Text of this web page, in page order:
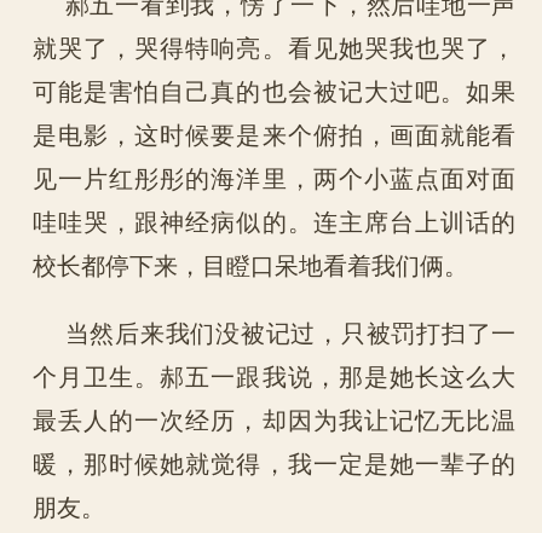
就哭了，哭得特响亮。看见她哭我也哭了，
可能是害怕自己真的也会被记大过吧。如果
是电影，这时候要是来个俯拍，画面就能看
见一片红彤彤的海洋里，两个小蓝点面对面
哇哇哭，跟神经病似的。连主席台上训话的
校长都停下来，目瞪口呆地看着我们俩。
当然后来我们没被记过，只被罚打扫了一
个月卫生。郝五一跟我说，那是她长这么大
最丢人的一次经历，却因为我让记忆无比温
暖，那时候她就觉得，我一定是她一辈子的
朋友。